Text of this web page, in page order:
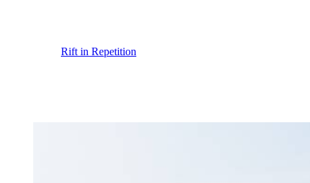
Rift in Repetition